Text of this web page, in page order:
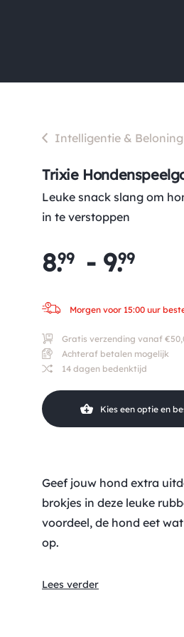
Intelligentie & Beloning
Trixie
Leuke snack slang om
in te verstoppen
8.
99 - 9.99
Morgen voor 15:00 uur
Gratis verzending vanaf
Achteraf betalen mogelijk
14 dagen bedenktijd
Kies een optie en
Geef jouw hond extra
brokjes in deze leuke
voordeel, de hond eet
op.
Lees verder